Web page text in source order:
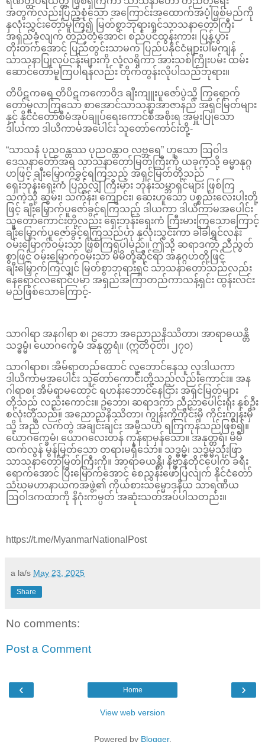
အတွက်လည်းပြည့်စုံသော အကြောင်းအထောက်အပံ့ဖြစ်မည်ကို
နှလုံးသွင်းတော်မူကြ၍ မြတ်စွာဘုရားရှင်သာသနာတော်ကြီး
အရှည်ခံ့လျက် တည်တံ့အောင်၊ စည်ပင်ထွန်းကား၊ ပြန့်ပွား
တိုးတက်အောင် ပြည်တွင်းသာမက ပြည်ပနိုင်ငံများပါမကျန်
သာသနာပြုလုပ်ငန်းများကို လုံ့လရှိကာ အားသစ်ကြိုးပမ်း ထမ်း
ဆောင်တော်မူကြပါရန်လည်း တိုက်တွန်းလိုပါသည်ဘုရား။
တိပိဋကဓရ တိပိဋကကောဝိဒ ချီးကျူးပူဇော်ပွဲသို့ ကြွရောက်
တော်မူလာကြသော စာအောင်သာသနာ့အာဇာနည် အရှင်မြတ်များ
နှင့် နိုင်ငံတော်စီမံအုပ်ချုပ်ရေးကောင်စီအစိုးရ အမှူးပြုသော
ဒါယကာ ဒါယိကာမအပေါင်း သူတော်ကောင်းတို့-
“သာသနံ ပုညဝန္တဿ ပုညဝန္တာဝ လဗ္ဘရေ” ဟူသော ဩဝါဒ
ဒေသနာတော်အရ သာသနာတော်မြတ်ကြီးကို ယခုကဲ့သို့ ဓမ္မာနုဂ္ဂ
ဟဖြင့် ချီးမြှောက်ခွင့်ရကြသည့် အရှင်မြတ်တို့သည်
ရှေးဘုန်းရှေးကံ ပြည့်လျှံ ကြီးမား ဘုန်းသမ္ဘာရှင်များ ဖြစ်ကြ
သကဲ့သို့ ဆွမ်း၊ သင်္ကန်း၊ ကျောင်း၊ ဆေးဟူသော ပစ္စည်းလေးပါးတို့
ဖြင့် ချီးမြှောက်ပူဇော်ခွင့်ရကြသည့် ဒါယကာ ဒါယိကာမအပေါင်း
သူတော်ကောင်းတို့လည်း ရှေးဘုန်းရှေးကံ ကြီးမားကြသောကြောင့်
ချီးမြှောက်ပူဇော်ခွင့်ရကြသည်ဟု နှလုံးသွင်းကာ ခါခါရွှင်လန်း
ဝမ်းမြောက်ဝမ်းသာ ဖြစ်ကြရပါမည်။ ဤသို့ ဆရာဒကာ ညီညွတ်
စွာဖြင့် ဝမ်းမြောက်ဝမ်းသာ မိမိတို့ဆိုင်ရာ အနုဂ္ဂဟတို့ဖြင့်
ချီးမြှောက်ကြလျှင် မြတ်စွာဘုရားရှင် သာသနာတော်သည်လည်း
နေရောင်လရောင်ပမာ အရှည်အကြာတည်ကာသန့်ရှင်း ထွန်းလင်း
မည်ဖြစ်သောကြောင့်-
သာဂါရာ အနဂါရာ စ၊ ဥဘော အညောညနိဿိတာ၊ အာရာဓယန္တိ
သဒ္ဓမ္မံ၊ ယောဂက္ခေမံ အနုတ္တရံ။ (ဣတိဝုတ်၊ ၂၇၀)
သာဂါရာစ၊ အိမ်ရာတည်ထောင် လူ့ဘောင်နေသူ လူဒါယကာ
ဒါယိကာမအပေါင်း သူတော်ကောင်းတို့သည်လည်းကောင်း။ အန
ဂါရာစ၊ အိမ်ရာမထောင် ရဟန်းဘောင်နေငြား အရှင်မြတ်များ
တို့သည် လည်းကောင်း။ ဥဘော၊ ဆရာဒကာ ညီညာပေါင်းရုံး နှစ်ဦး
စလုံးတို့သည်။ အညောညနိဿိတာ၊ ကျွန်းကိုကိုင်းမှီ ကိုင်းကျွန်းမှီ
သို့ အညီ လက်တွဲ အချင်းချင်း အမှီသဟဲ ရကြကုန်သည်ဖြစ်၍။
ယောဂက္ခေမံ၊ ယောဂလေးတန် ကုန်ရာမှန်သော။ အနုတ္တရံ၊ မိမိ
ထက်လွန် မွန်မြတ်သော တရားမရှိသော။ သဒ္ဓမ္မံ၊ သဒ္ဓမ္မသုံးဖြာ
သာသနာတော်မြတ်ကြီးကို။ အာရာဓယန္တိ၊ နိဗ္ဗာန်တိုင်ပေါက် ခရီး
ရောက်အောင် ပြီးမြောက်အောင် စေညွှန်းဖော်ပြလျက် နိုင်ငံတော်
သံဃမဟာနာယကအဖွဲ့၏ ကိုယ်စားသမ္မောဒနီယ သာရဏီယ
ဩဝါဒကထာကို နိဂုံးကမ္ပတ် အဆုံးသတ်အပ်ပါသတည်း။
https://t.me/MyanmarNationalPost
a la/s May 23, 2025
Share
No comments:
Post a Comment
‹ ›
Home
View web version
Powered by Blogger.